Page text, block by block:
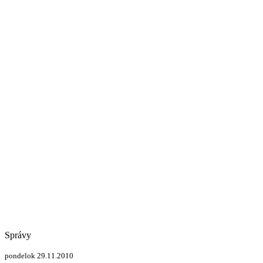
Správy
pondelok 29.11.2010